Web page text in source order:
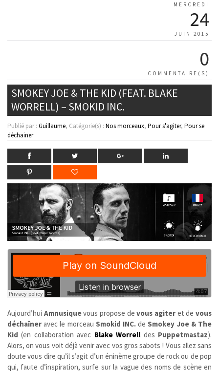
MERCREDI
24
JUIN 2015
0
COMMENTAIRE(S)
SMOKEY JOE & THE KID (FEAT. BLAKE
WORRELL) – SMOKID INC.
Publié par : Guillaume, Catégorie(s) : Nos morceaux, Pour s'agiter, Pour se
déchainer
Aujourd’hui Amnusiquevous propose devous agiter et devous
déchaîner avec le morceau Smokid INC. deSmokey Joe & The
Kid (en collaboration avec Blake Worrell des Puppetmastaz).
Alors, on vous voit déjà venir avec vos gros sabots ! Vous allez sans
doute vous dire qu’il s’agit d’un éninème groupe de rock ou de pop
qui, faute d’inspiration, surfe sur la vague des noms de scène en